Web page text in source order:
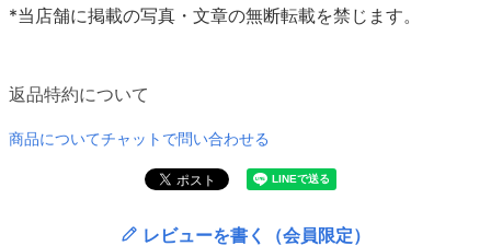
*当店舗に掲載の写真・文章の無断転載を禁じます。
返品特約について
商品についてチャットで問い合わせる
レビューを書く（会員限定）